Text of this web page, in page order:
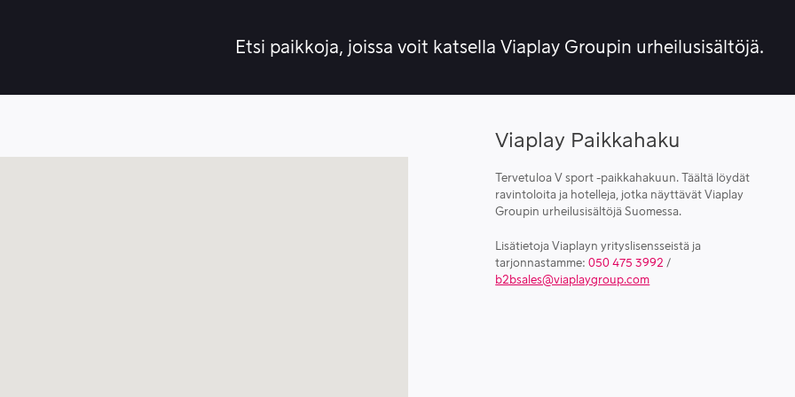
Etsi paikkoja, joissa voit katsella Viaplay Groupin urheilusisältöjä.
Viaplay Paikkahaku
Tervetuloa V sport -paikkahakuun. Täältä löydät
ravintoloita ja hotelleja, jotka näyttävät Viaplay
Groupin urheilusisältöjä Suomessa.
Lisätietoja Viaplayn yrityslisensseistä ja
tarjonnastamme:050 475 3992 /
b2bsales@viaplaygroup.com